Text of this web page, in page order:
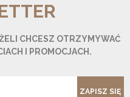
CHCESZ OTRZYMYWAĆ
I PROMOCJACH.
ZAPISZ SIĘ